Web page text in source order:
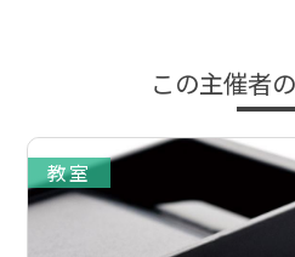
この主催者
教室